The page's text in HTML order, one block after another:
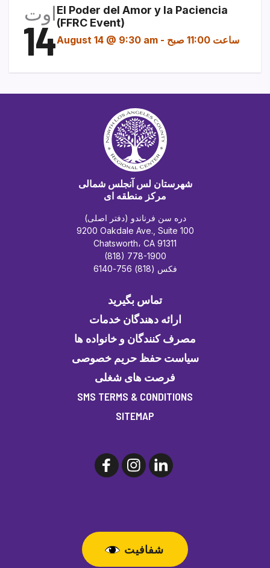
اوت
14
El Poder del Amor y la Paciencia
(FFRC Event)
August 14 @ 9:30 am - ساعت 11:00 صبح
شهرستان لس آنجلس شمالی
مرکز منطقه ای
دره سن فرناندو (دفتر اصلی)
9200 Oakdale Ave., Suite 100
Chatsworth، CA 91311
(818) 778-1900
فکس (818) 756-6140
تماس بگیرید
ارائه دهندگان خدمات
مصرف کنندگان و خانواده ها
سیاست حفظ حریم خصوصی
فرصت های شغلی
SMS TERMS & CONDITIONS
SITEMAP
شفافیت